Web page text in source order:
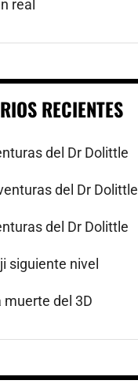
real
RECIENTES
del Dr Dolittle
del Dr Dolittle
del Dr Dolittle
siguiente nivel
muerte del 3D